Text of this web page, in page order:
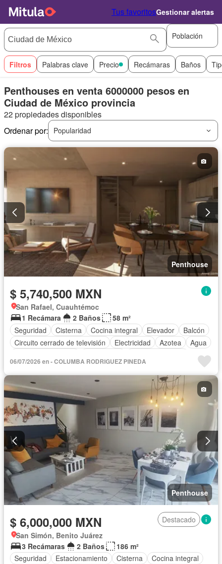
Tus favoritosGestionar alertas
Población
Filtros Palabras clave Precio Recámaras Baños
Penthouses en venta 6000000 pesos en
Ciudad de México provincia
22 propiedades disponibles
Ordenar por:
Popularidad
Penthouse
$ 5,740,500 MXN
San Rafael, Cuauhtémoc
1 Recámara
2 Baños
58 m²
Seguridad
Cisterna Cocina integral Elevador
Balcón
Circuito cerrado de televisión
Electricidad Azotea
Agua
Recámara con closet
Caseta de vigilancia Sin amueblar
06/07/2026 en - COLUMBA RODRIGUEZ PINEDA
Penthouse
$ 6,000,000 MXN
Destacado
San Simón, Benito Juárez
3 Recámaras
2 Baños
186 m²
Seguridad
Estacionamiento Cisterna
Cocina integral